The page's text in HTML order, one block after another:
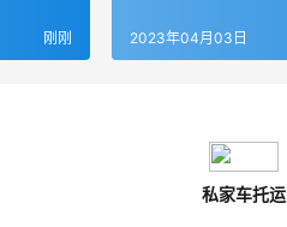
刚刚 2023年04月03日
私家车托运